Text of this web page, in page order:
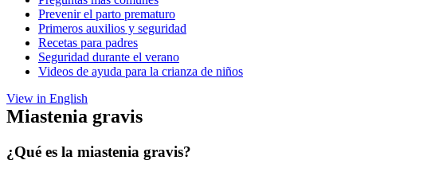
Prevenir el parto prematuro
Primeros auxilios y seguridad
Recetas para padres
Seguridad durante el verano
Videos de ayuda para la crianza de niños
View in English
Miastenia gravis
¿Qué es la miastenia gravis?